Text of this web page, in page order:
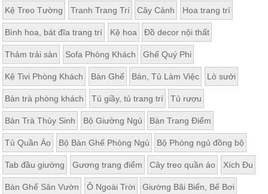
Kệ Treo Tường Tranh Trang Trí Cây Cảnh Hoa trang trí
Bình hoa, bát đĩa trang trí Kệ hoa Đồ decor nội thất
Thảm trải sàn Sofa Phòng Khách Ghế Quý Phi
Kệ Tivi Phòng Khách Bàn Ghế Bàn, Tủ Làm Việc Lò sưởi
Bàn trà phòng khách Tủ giầy, tủ trang trí Tủ rượu
Bàn Trà Thủy Sinh Bộ Giường Ngủ Bàn Trang Điểm
Tủ Quần Áo Bộ Bàn Ghế Phòng Ngủ Bộ Phòng ngủ đồng bộ
Tab đầu giường Gương trang điểm Cây treo quần áo Xích Đu
Bàn Ghế Sân Vườn Ô Ngoài Trời Giường Bãi Biển, Bể Bơi